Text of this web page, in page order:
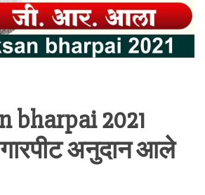
bharpai 2021
गारपीट अनुदान आले